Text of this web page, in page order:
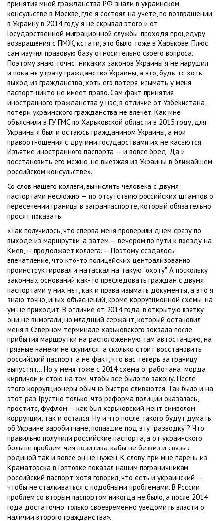
принятия мной гражданства РФ знали в украинском
консульстве в Москве, где я состоял на учете, по возвращении
в Украину в 2014 году я не скрывал этого и от
Государственной миграционной службы, проходя процедуру
возвращения с ПМЖ, кстати, это было тоже в Харькове. Плюс
сам изучил правовую базу относительно своего вопроса.
Поэтому знаю точно: никаких законов Украины я не нарушил
и пока не утрачу гражданство Украины, а это, будь то хоть
выход из гражданства, хоть его потеря, изымать у меня
паспорт никто не имеет право. Сам факт принятия
иностранного гражданства у нас, в отличие от Узбекистана,
потери украинского гражданства не влечет. Как мне
объяснили в ГУ ГМС по Харьковской области в 2015 году, для
Украины я был и остаюсь гражданином Украины, а мои
правоотношения с другими государствами их не касаются.
Изъятие иностранного паспорта — и вовсе бред. Да и
восстановить его можно, не выезжая из Украины в ближайшем
российском консульстве».
Со слов нашего коллеги, вычислить человека с двумя
паспортами несложно — по отсутствию российских штампов о
пересечении границы в загранпаспорте, который обязательно
просят показать.
«Так получилось, что сперва меня проверили днем сразу по
выходе из маршрутки, а затем — вечером по пути к поезду на
Киев, — продолжает коллега. — Поэтому создалось
впечатление, что кто-то полицейских централизованно
проинструктировал и натаскал на такую "охоту". А поскольку
законных оснований как-то преследовать граждан с двумя
паспортами у них нет, как и права изымать документы, а это я
знаю точно, иных объяснений, кроме коррупционной схемы, на
ум не приходит. В отличие от 2014 года, в открытую взятку
они не вымогали, но младший сержант, который остановил
меня в Северном терминале харьковского вокзала после
прибытия маршрутки на расположенную там автостанцию, на
грязные намеки не скупился: а сколько стоит восстановить
российский паспорт, а не факт, что вас теперь за границу
выпустят... Но у меня тоже с 2014 схема отработана: морда
кирпичом и стою на том, чтобы все было по закону. После
этого коррупционеры обычно быстро сливаются. Так было и на
этот раз. Грустно только, что реформа полиции оказалась,
простите, фуфлом — как был харьковский мент символом
коррупции, так и остался. Ну и что после такого будут думать
об Украине заробитчане, попавшие под эту "разводку"? Что
правильно получили российские паспорта, а от украинского
больше проблем, чем позитива, кабы не безвиз и связь с
родиной так и вовсе он не нужен. К слову, при мне парень из
Краматорска в Гоптовке показал нашим пограничникам
российский паспорт, хотя говорил, что есть и украинский —
чтобы не сталкиваться с подобными проблемами. В России
проблем со вторым паспортом никогда не было, а после 2014
года достаточно только своевременно уведомить власти о
наличии второго гражданства».